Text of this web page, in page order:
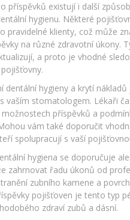
příspěvků existují i další
hygienu. Některé
pravidelné klienty, což může
na různé zdravotní úkony.
a proto je vhodné
dentální hygieny a krytí
vaším stomatologem. Lékaři
příspěvků a
vám také doporučit
spolupracují s vaší
hygiena se doporučuje
zahrnovat řadu úkonů od
zubního kamene a
pojišťoven je tento typ
zdraví zubů a dásní.